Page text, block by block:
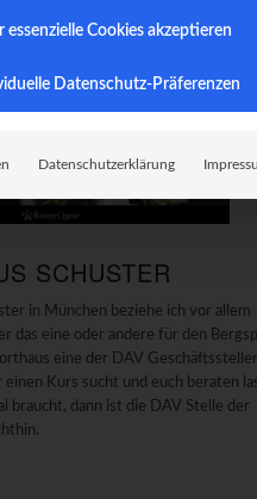
SCHUSTER
in München beziehe ich vor allem
das eine oder andere für den
eine der DAV
einen Kurs sucht und euch beraten
braucht, dann ist die DAV Stelle der
essenzielle Cookies akzeptieren
Datenschutz-Präferenzen
Datenschutzerklärung